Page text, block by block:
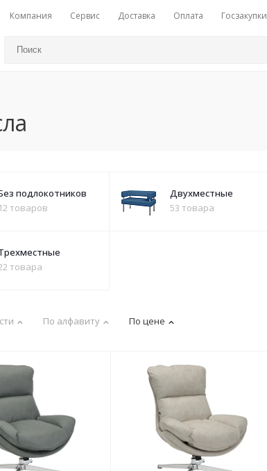
Компания Сервис Доставка Оплата Госзакупки
подлокотников
12 товаров
Двухместные
53 товара
товара
По алфавиту По цене